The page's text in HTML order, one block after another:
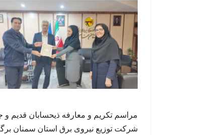
مراسم تکریم و معارفه ذیحسابان قدیم و
شرکت توزیع نیروی برق استان سمنان